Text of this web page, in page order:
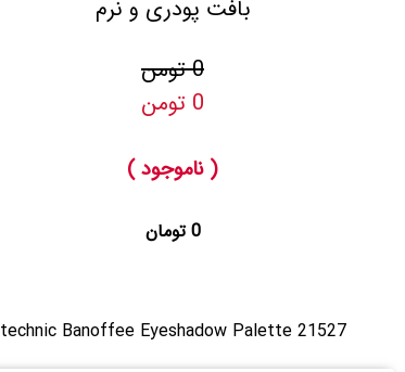
بافت پودری و نرم
0 تومن
0 تومن
( ناموجود )
0 تومان
technic Banoffee Eyeshadow Palette 21527